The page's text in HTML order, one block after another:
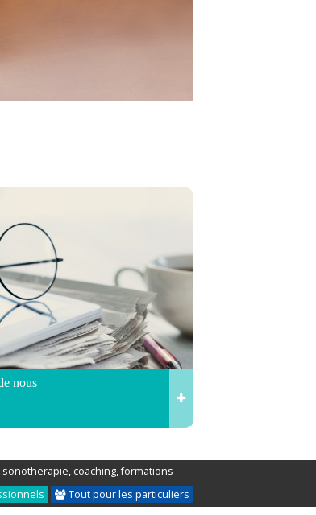
nous
coaching, formations
Tout pour les particuliers